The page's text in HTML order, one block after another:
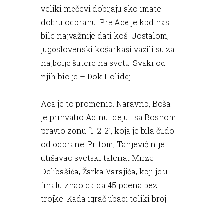
veliki mečevi dobijaju ako imate
dobru odbranu. Pre Ace je kod nas
bilo najvažnije dati koš. Uostalom,
jugoslovenski košarkaši važili su za
najbolje šutere na svetu. Svaki od
njih bio je – Dok Holidej.
Aca je to promenio. Naravno, Boša
je prihvatio Acinu ideju i sa Bosnom
pravio zonu “1-2-2”, koja je bila čudo
od odbrane. Pritom, Tanjević nije
utišavao svetski talenat Mirze
Delibašića, Žarka Varajića, koji je u
finalu znao da da 45 poena bez
trojke. Kada igrač ubaci toliki broj